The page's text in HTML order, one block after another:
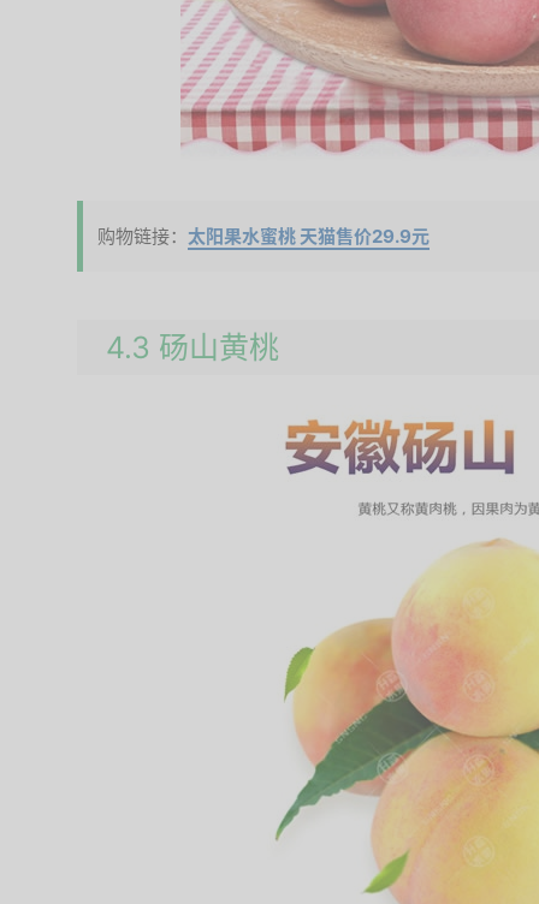
购物链接： 太阳果水蜜桃 天猫售价29.9元
4.3 砀山黄桃